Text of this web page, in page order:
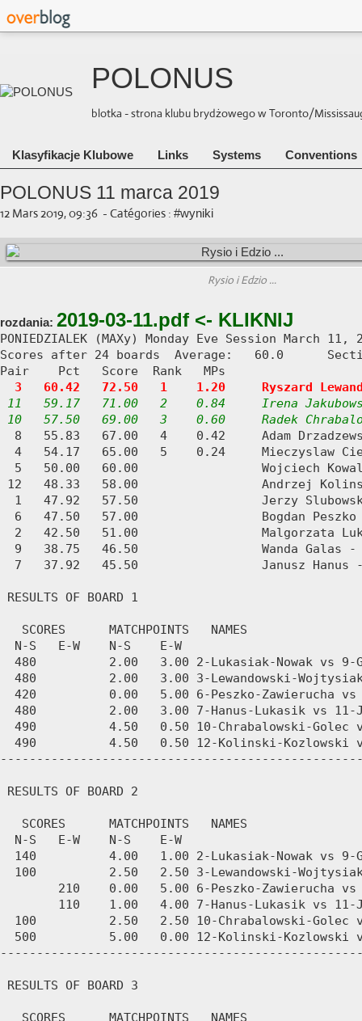
POLONUS
blotka - strona klubu brydżowego w Toronto/
Klasyfikacje Klubowe Links Systems Conventions
POLONUS 11 marca 2019
12 Mars 2019, 09:36 - Catégories : #wyniki
Rysio i Edzio ...
rozdania: 2019-03-11.pdf <- KLIKNIJ
PONIEDZIALEK (MAXy) Monday Eve Session March 11,
Scores after 24 boards  Average:   60.0
Pair    Pct   Score  Rank   MPs
3   60.42   72.50   1    1.20     Ryszard
11   59.17   71.00   2    0.84     Irena
10   57.50   69.00   3    0.60     Radek